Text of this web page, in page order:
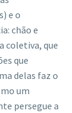
e o
chão e
coletiva, que
que
delas faz o
um
persegue a